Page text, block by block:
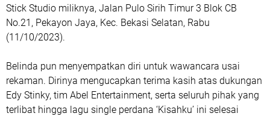
Stick Studio miliknya, Jalan Pulo Sirih Timur 3 Blok CB
No.21, Pekayon Jaya, Kec. Bekasi Selatan, Rabu
(11/10/2023).
Belinda pun menyempatkan diri untuk wawancara usai
rekaman. Dirinya mengucapkan terima kasih atas dukungan
Edy Stinky, tim Abel Entertainment, serta seluruh pihak yang
terlibat hingga lagu single perdana ‘Kisahku’ ini selesai